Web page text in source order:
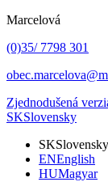
Marcelová
(0)35/ 7798 301
Zjednodušená
SKSlovensky
SKSlovensky
ENEnglish
HUMagyar